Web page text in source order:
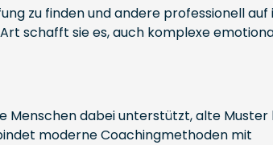
zu finden und andere professionell
schafft sie es, auch komplexe
dabei unterstützt, alte Muster
moderne Coachingmethoden mit